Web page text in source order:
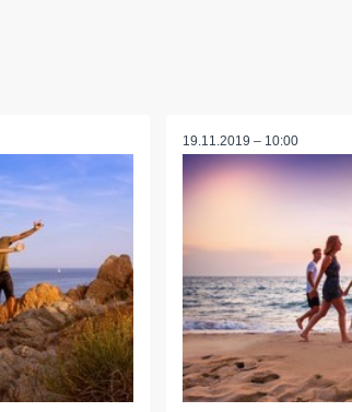
19.11.2019 – 10:00